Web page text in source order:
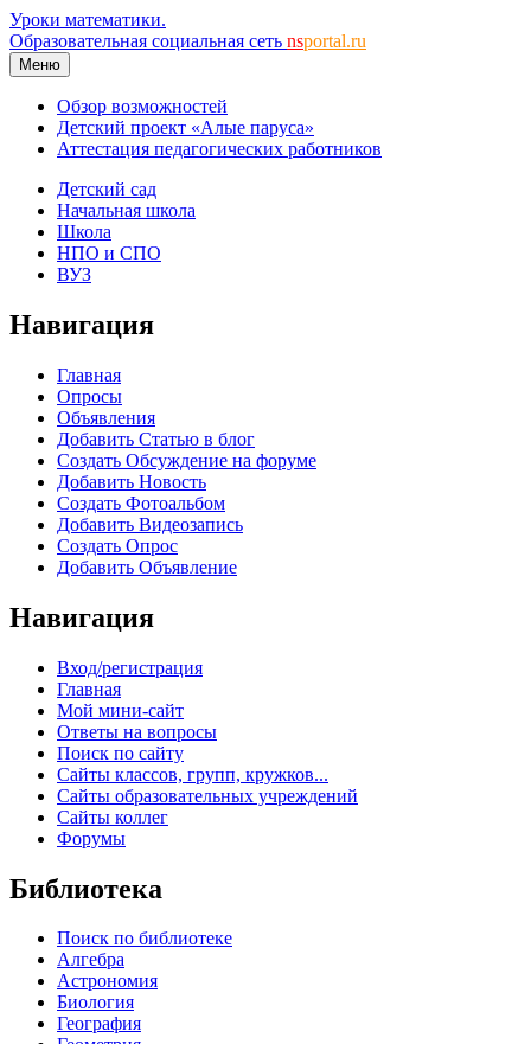
Уроки математики.
Образовательная социальная сеть nsportal.ru
Меню
Обзор возможностей
Детский проект «Алые паруса»
Аттестация педагогических работников
Детский сад
Начальная школа
Школа
НПО и СПО
ВУЗ
Навигация
Главная
Опросы
Объявления
Добавить Статью в блог
Создать Обсуждение на форуме
Добавить Новость
Создать Фотоальбом
Добавить Видеозапись
Создать Опрос
Добавить Объявление
Навигация
Вход/регистрация
Главная
Мой мини-сайт
Ответы на вопросы
Поиск по сайту
Сайты классов, групп, кружков...
Сайты образовательных учреждений
Сайты коллег
Форумы
Библиотека
Поиск по библиотеке
Алгебра
Астрономия
Биология
География